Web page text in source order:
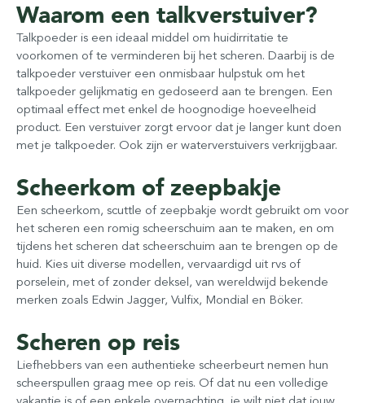
Waarom een talkverstuiver?
Talkpoeder is een ideaal middel om huidirritatie te
voorkomen of te verminderen bij het scheren. Daarbij is de
talkpoeder verstuiver een onmisbaar hulpstuk om het
talkpoeder gelijkmatig en gedoseerd aan te brengen. Een
optimaal effect met enkel de hoognodige hoeveelheid
product. Een verstuiver zorgt ervoor dat je langer kunt doen
met je talkpoeder. Ook zijn er waterverstuivers verkrijgbaar.
Scheerkom of zeepbakje
Een scheerkom, scuttle of zeepbakje wordt gebruikt om voor
het scheren een romig scheerschuim aan te maken, en om
tijdens het scheren dat scheerschuim aan te brengen op de
huid. Kies uit diverse modellen, vervaardigd uit rvs of
porselein, met of zonder deksel, van wereldwijd bekende
merken zoals Edwin Jagger, Vulfix, Mondial en Böker.
Scheren op reis
Liefhebbers van een authentieke scheerbeurt nemen hun
scheerspullen graag mee op reis. Of dat nu een volledige